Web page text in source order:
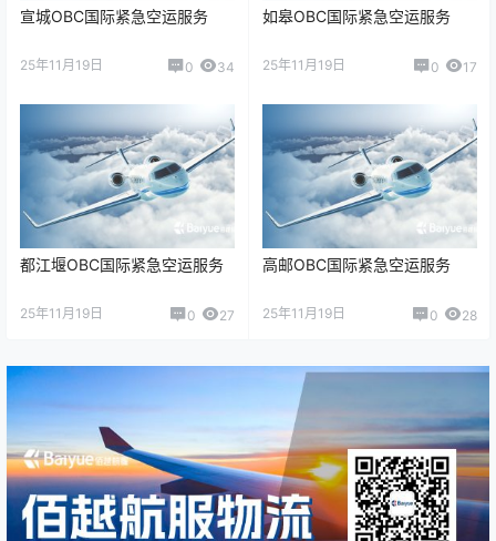
宣城OBC国际紧急空运服务
25年11月19日 0 34
如皋OBC国际紧急空运服务
25年11月19日 0 17
都江堰OBC国际紧急空运服务
25年11月19日 0 27
高邮OBC国际紧急空运服务
25年11月19日 0 28